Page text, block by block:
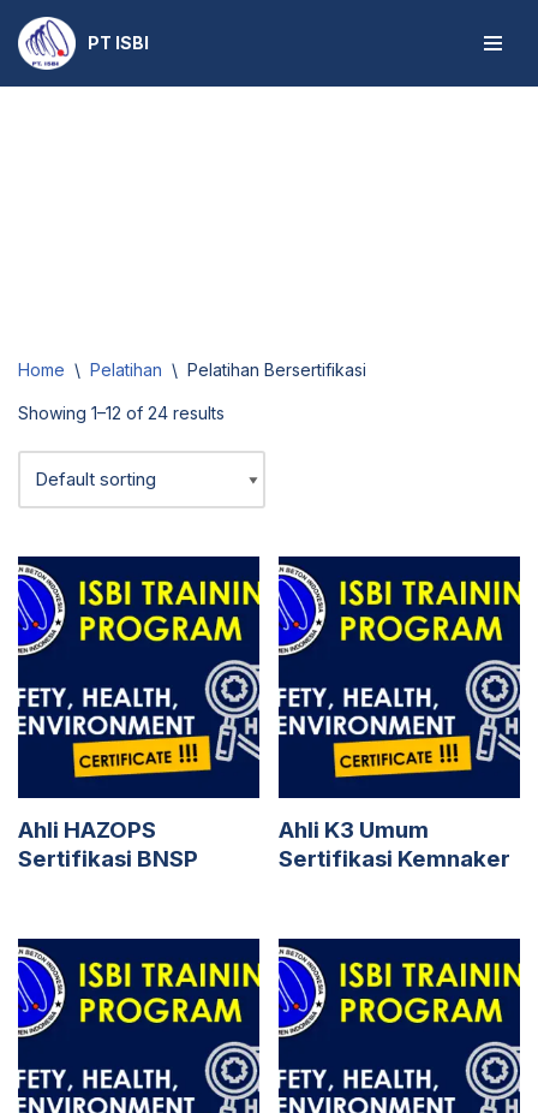
Skip
to
PT ISBI
Home \ Pelatihan \ Pelatihan Bersertifikasi
Showing 1–12 of 24 results
Ahli HAZOPS
Sertifikasi BNSP
Ahli K3 Umum
Sertifikasi Kemnaker